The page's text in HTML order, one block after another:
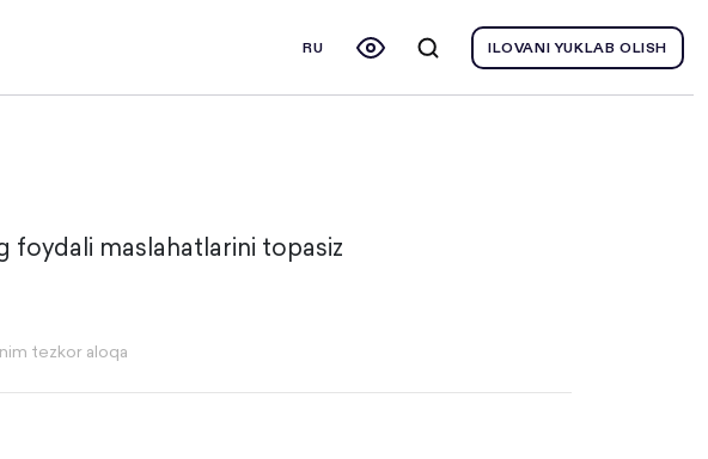
RU ILOVANI YUKLAB OLISH
foydali maslahatlarini topasiz
tezkor aloqa